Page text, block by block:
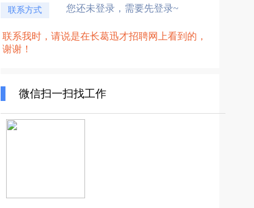
联系方式 您还未登录，需要先登录~
联系我时，请说是在长葛迅才招聘网上看到的，
谢谢！
微信扫一扫找工作